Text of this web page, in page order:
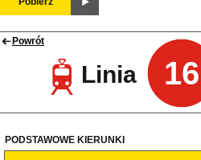
Powrót
Linia 16
PODSTAWOWE KIERUNKI